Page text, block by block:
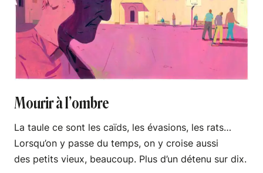
Mourir à l’ombre
La taule ce sont les caïds, les évasions, les rats…
Lorsqu’on y passe du temps, on y croise aussi
des petits vieux, beaucoup. Plus d’un détenu sur dix.